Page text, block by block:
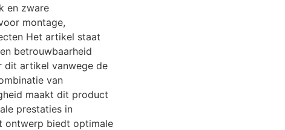
en zware
montage,
Het artikel staat
betrouwbaarheid
dit artikel vanwege de
van
maakt dit product
prestaties in
ontwerp biedt optimale